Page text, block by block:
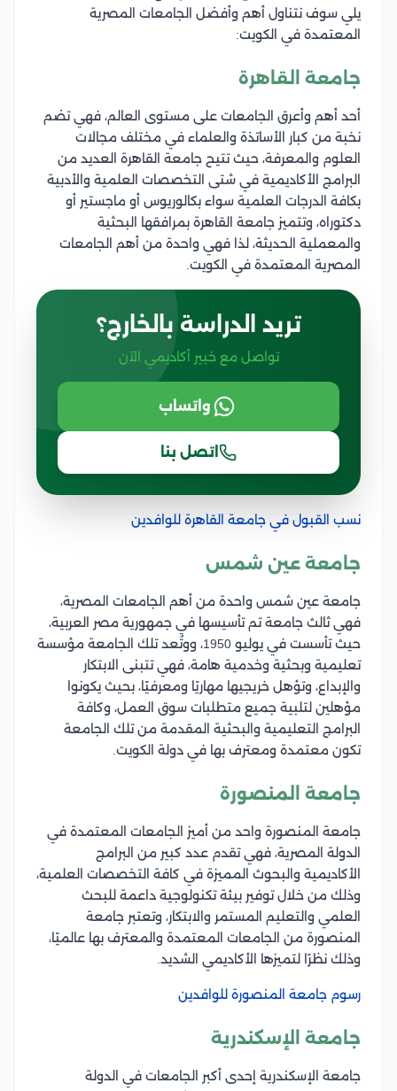
يلي سوف نتناول أهم وأفضل الجامعات المصرية
المعتمدة في الكويت:
جامعة القاهرة
أحد أهم وأعرق الجامعات على مستوى العالم، فهي تضم
نخبة من كبار الأساتذة والعلماء في مختلف مجالات
العلوم والمعرفة، حيث تتيح جامعة القاهرة العديد من
البرامج الأكاديمية في شتى التخصصات العلمية والأدبية
بكافة الدرجات العلمية سواء بكالوريوس أو ماجستير أو
دكتوراه، وتتميز جامعة القاهرة بمرافقها البحثية
والمعملية الحديثة، لذا فهي واحدة من أهم الجامعات
المصرية المعتمدة في الكويت.
تريد الدراسة بالخارج؟
تواصل مع خبير أكاديمي الآن
واتساب
اتصل بنا
نسب القبول في جامعة القاهرة للوافدين
جامعة عين شمس
جامعة عين شمس واحدة من أهم الجامعات المصرية،
فهي ثالث جامعة تم تأسيسها في جمهورية مصر العربية،
حيث تأسست في يوليو 1950، ووتُعد تلك الجامعة مؤسسة
تعليمية وبحثية وخدمية هامة، فهي تتبنى الابتكار
والإبداع، وتؤهل خريجيها مهاريًا ومعرفيًا، بحيث يكونوا
مؤهلين لتلبية جميع متطلبات سوق العمل، وكافة
البرامج التعليمية والبحثية المقدمة من تلك الجامعة
تكون معتمدة ومعترف بها في دولة الكويت.
جامعة المنصورة
جامعة المنصورة واحد من أميز الجامعات المعتمدة في
الدولة المصرية، فهي تقدم عدد كبير من البرامج
الأكاديمية والبحوث المميزة في كافة التخصصات العلمية،
وذلك من خلال توفير بيئة تكنولوجية داعمة للبحث
العلمي والتعليم المستمر والابتكار، وتعتبر جامعة
المنصورة من الجامعات المعتمدة والمعترف بها عالميًا،
وذلك نظرًا لتميزها الأكاديمي الشديد.
رسوم جامعة المنصورة للوافدين
جامعة الإسكندرية
جامعة الإسكندرية إحدى أكبر الجامعات في الدولة